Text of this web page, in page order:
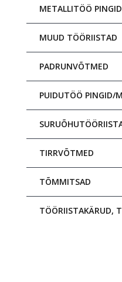
METALLITÖÖ
MUUD TÖÖRIISTAD
PADRUNVÕTMED
PUIDUTÖÖ PINGID/
TIRRVÕTMED
TÕMMITSAD
TÖÖRIISTAKÄRUD,